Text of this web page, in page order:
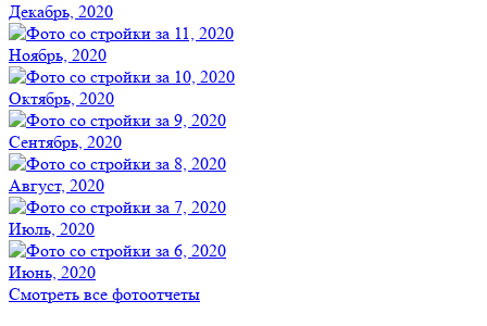
Декабрь, 2020
Ноябрь, 2020
Октябрь, 2020
Сентябрь, 2020
Август, 2020
Июль, 2020
Июнь, 2020
Смотреть все фотоотчеты